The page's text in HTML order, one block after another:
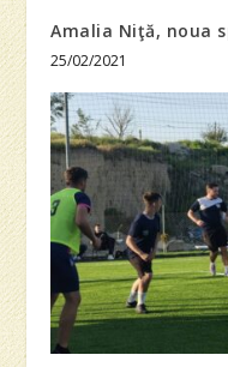
Amalia Niţă, noua
25/02/2021